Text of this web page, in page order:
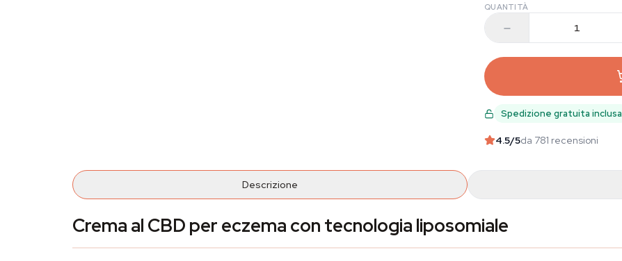
QUANTITÀ
Spedizione gratuita inclusa
4.5/5da 781 recensioni
Descrizione
Crema al CBD per eczema con tecnologia liposomiale